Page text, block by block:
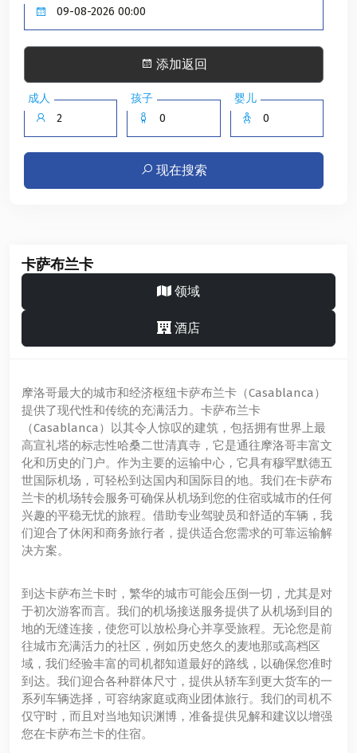
添加返回
成人 孩子 婴儿
现在搜索
卡萨布兰卡
领域
酒店
摩洛哥最大的城市和经济枢纽卡萨布兰卡（Casablanca）
提供了现代性和传统的充满活力。卡萨布兰卡
（Casablanca）以其令人惊叹的建筑，包括拥有世界上最
高宣礼塔的标志性哈桑二世清真寺，它是通往摩洛哥丰富文
化和历史的门户。作为主要的运输中心，它具有穆罕默德五
世国际机场，可轻松到达国内和国际目的地。我们在卡萨布
兰卡的机场转会服务可确保从机场到您的住宿或城市的任何
兴趣的平稳无忧的旅程。借助专业驾驶员和舒适的车辆，我
们迎合了休闲和商务旅行者，提供适合您需求的可靠运输解
决方案。
到达卡萨布兰卡时，繁华的城市可能会压倒一切，尤其是对
于初次游客而言。我们的机场接送服务提供了从机场到目的
地的无缝连接，使您可以放松身心并享受旅程。无论您是前
往城市充满活力的社区，例如历史悠久的麦地那或高档区
域，我们经验丰富的司机都知道最好的路线，以确保您准时
到达。我们迎合各种群体尺寸，提供从轿车到更大货车的一
系列车辆选择，可容纳家庭或商业团体旅行。我们的司机不
仅守时，而且对当地知识渊博，准备提供见解和建议以增强
您在卡萨布兰卡的住宿。